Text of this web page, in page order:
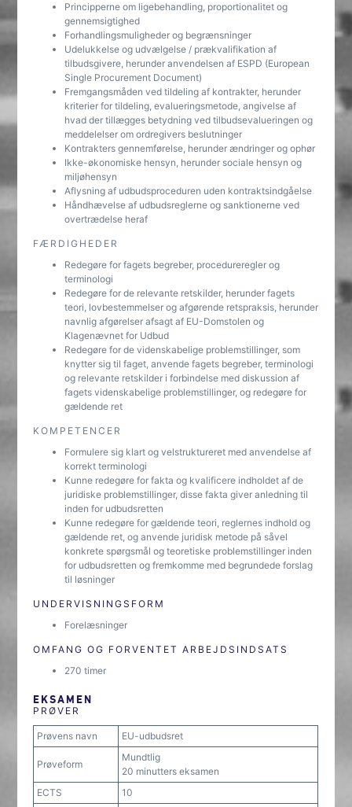
Principperne om ligebehandling, proportionalitet og
gennemsigtighed
Forhandlingsmuligheder og begrænsninger
Udelukkelse og udvælgelse / prækvalifikation af
tilbudsgivere, herunder anvendelsen af ESPD (European
Single Procurement Document)
Fremgangsmåden ved tildeling af kontrakter, herunder
kriterier for tildeling, evalueringsmetode, angivelse af
hvad der tillægges betydning ved tilbudsevalueringen og
meddelelser om ordregivers beslutninger
Kontrakters gennemførelse, herunder ændringer og ophør
Ikke-økonomiske hensyn, herunder sociale hensyn og
miljøhensyn
Aflysning af udbudsproceduren uden kontraktsindgåelse
Håndhævelse af udbudsreglerne og sanktionerne ved
overtrædelse heraf
FÆRDIGHEDER
Redegøre for fagets begreber, procedureregler og
terminologi
Redegøre for de relevante retskilder, herunder fagets
teori, lovbestemmelser og afgørende retspraksis, herunder
navnlig afgørelser afsagt af EU-Domstolen og
Klagenævnet for Udbud
Redegøre for de videnskabelige problemstillinger, som
knytter sig til faget, anvende fagets begreber, terminologi
og relevante retskilder i forbindelse med diskussion af
fagets videnskabelige problemstillinger, og redegøre for
gældende ret
KOMPETENCER
Formulere sig klart og velstruktureret med anvendelse af
korrekt terminologi
Kunne redegøre for fakta og kvalificere indholdet af de
juridiske problemstillinger, disse fakta giver anledning til
inden for udbudsretten
Kunne redegøre for gældende teori, reglernes indhold og
gældende ret, og anvende juridisk metode på såvel
konkrete spørgsmål og teoretiske problemstillinger inden
for udbudsretten og fremkomme med begrundede forslag
til løsninger
UNDERVISNINGSFORM
Forelæsninger
OMFANG OG FORVENTET ARBEJDSINDSATS
270 timer
EKSAMEN
PRØVER
Prøvens navn EU-udbudsret
Prøveform
Mundtlig
20 minutters eksamen
ECTS
10